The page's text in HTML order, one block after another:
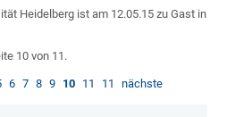
Heidelberg ist am 12.05.15 zu Gast in
10 von 11.
6 7 8 9 10 11 11 nächste